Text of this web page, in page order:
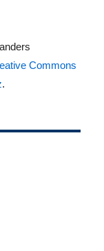
Commons
.